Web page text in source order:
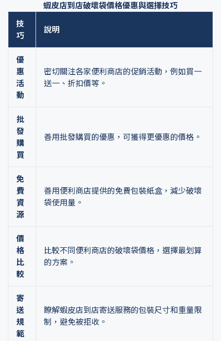
蝦皮店到店破壞袋價格優惠與選擇技巧
技
巧
說明
優
惠
活
動
密切關注各家便利商店的促銷活動，例如買一
送一、折扣價等。
批
發
購
買
善用批發購買的優惠，可獲得更優惠的價格。
免
費
資
源
善用便利商店提供的免費包裝紙盒，減少破壞
袋使用量。
價
格
比
較
比較不同便利商店的破壞袋價格，選擇最划算
的方案。
寄
送
規
範
瞭解蝦皮店到店寄送服務的包裝尺寸和重量限
制，避免被拒收。